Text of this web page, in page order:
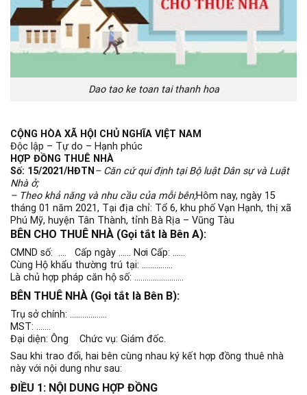
Dao tao ke toan tai thanh hoa
CỘNG HÒA XÃ HỘI CHỦ NGHĨA VIỆT NAM
Độc lập – Tự do – Hạnh phúc
HỢP ĐỒNG THUÊ NHÀ
Số: 15/2021/HĐTN – Căn cứ qui định tại Bộ luật Dân sự và Luật
Nhà ở;
– Theo khả năng và nhu cầu của mỗi bên;Hôm nay, ngày 15
tháng 01 năm 2021, Tại địa chỉ: Tổ 6, khu phố Vạn Hạnh, thị xã
Phú Mỹ, huyện Tân Thành, tỉnh Bà Rịa – Vũng Tàu
BÊN CHO THUÊ NHÀ (Gọi tắt là Bên A):
CMND số: …. Cấp ngày …… Nơi Cấp: ……
Cùng Hộ khẩu thường trú tại: ……………
Là chủ hợp pháp căn hộ số: ……………………
BÊN THUÊ NHÀ (Gọi tắt là Bên B):
Trụ sở chính: ………………
MST: …….
Đại diện: Ông
Chức vụ: Giám đốc.
Sau khi trao đổi, hai bên cùng nhau ký kết hợp đồng thuê nhà
này với nội dung như sau:
ĐIỀU 1: NỘI DUNG HỢP ĐỒNG